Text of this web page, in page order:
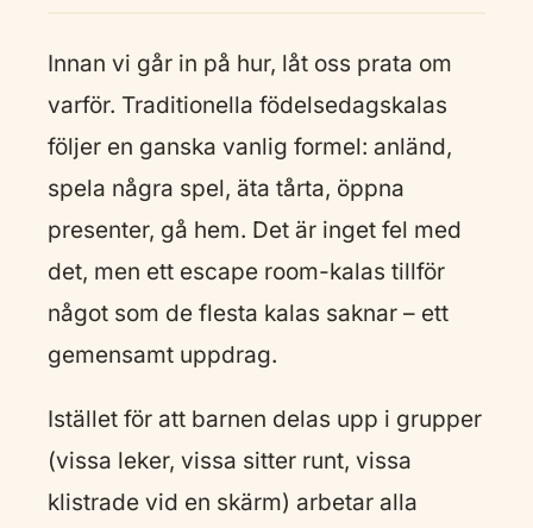
Innan vi går in på hur, låt oss prata om
varför. Traditionella födelsedagskalas
följer en ganska vanlig formel: anländ,
spela några spel, äta tårta, öppna
presenter, gå hem. Det är inget fel med
det, men ett escape room-kalas tillför
något som de flesta kalas saknar – ett
gemensamt uppdrag.
Istället för att barnen delas upp i grupper
(vissa leker, vissa sitter runt, vissa
klistrade vid en skärm) arbetar alla